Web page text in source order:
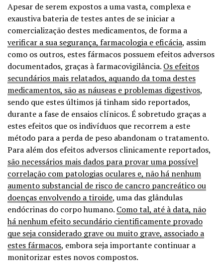
Apesar de serem expostos a uma vasta, complexa e
exaustiva bateria de testes antes de se iniciar a
comercialização destes medicamentos, de forma a
verificar a sua segurança, farmacologia e eficácia, assim
como os outros, estes fármacos possuem efeitos adversos
documentados, graças à farmacovigilância. Os efeitos
secundários mais relatados, aquando da toma destes
medicamentos, são as náuseas e problemas digestivos,
sendo que estes últimos já tinham sido reportados,
durante a fase de ensaios clínicos. É sobretudo graças a
estes efeitos que os indivíduos que recorrem a este
método para a perda de peso abandonam o tratamento.
Para além dos efeitos adversos clinicamente reportados,
são necessários mais dados para provar uma possível
correlação com patologias oculares e, não há nenhum
aumento substancial de risco de cancro pancreático ou
doenças envolvendo a tiroide, uma das glândulas
endócrinas do corpo humano. Como tal, até à data, não
há nenhum efeito secundário cientificamente provado
que seja considerado grave ou muito grave, associado a
estes fármacos, embora seja importante continuar a
monitorizar estes novos compostos.